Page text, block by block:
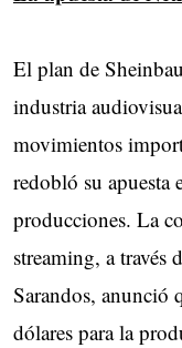
El plan de
industria
movimientos
redobló su apuesta
producciones. La
streaming, a través
Sarandos, anunció
dólares para la